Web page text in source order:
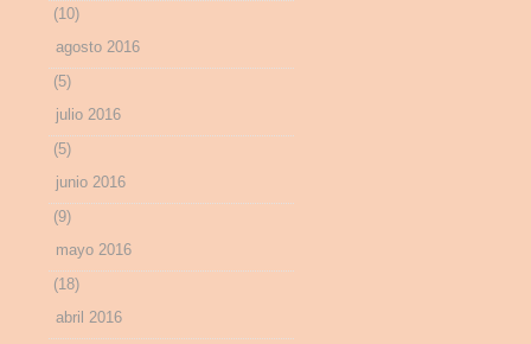
(10)
agosto 2016
(5)
julio 2016
(5)
junio 2016
(9)
mayo 2016
(18)
abril 2016